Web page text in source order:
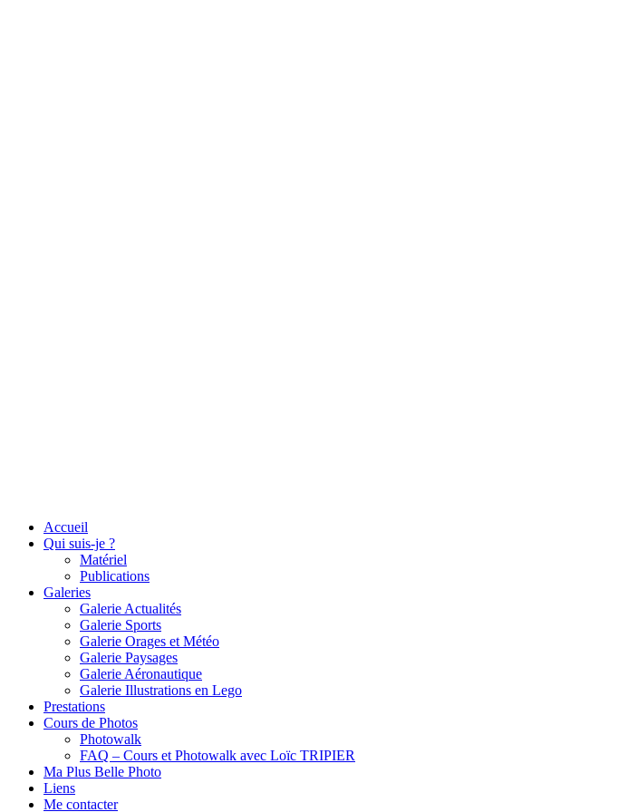
Accueil
Qui suis-je ?
Matériel
Publications
Galeries
Galerie Actualités
Galerie Sports
Galerie Orages et Météo
Galerie Paysages
Galerie Aéronautique
Galerie Illustrations en Lego
Prestations
Cours de Photos
Photowalk
FAQ – Cours et Photowalk avec Loïc TRIPIER
Ma Plus Belle Photo
Liens
Me contacter